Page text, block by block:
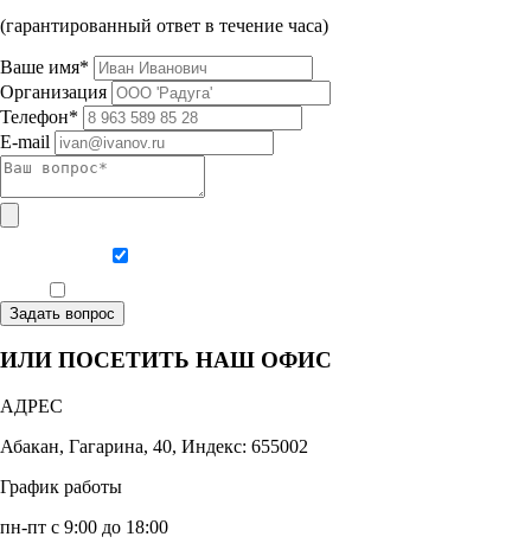
(гарантированный ответ в течение часа)
Ваше имя*
Организация
Телефон*
E-mail
Задать вопрос
ИЛИ ПОСЕТИТЬ НАШ ОФИС
АДРЕС
Абакан, Гагарина, 40, Индекс: 655002
График работы
пн-пт с 9:00 до 18:00